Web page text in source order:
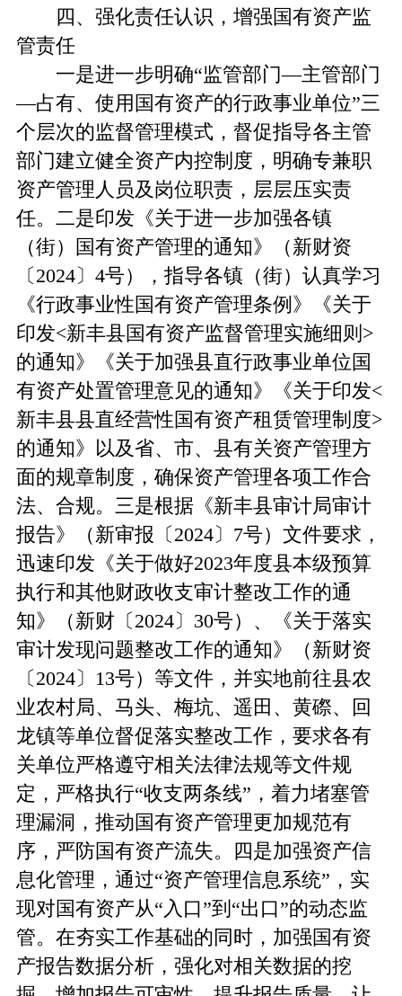
四、强化责任认识，增强国有资产监
管责任
一是进一步明确“监管部门—主管部门
—占有、使用国有资产的行政事业单位”三
个层次的监督管理模式，督促指导各主管
部门建立健全资产内控制度，明确专兼职
资产管理人员及岗位职责，层层压实责
任。二是印发《关于进一步加强各镇
（街）国有资产管理的通知》（新财资
〔2024〕4号），指导各镇（街）认真学习
《行政事业性国有资产管理条例》《关于
印发<新丰县国有资产监督管理实施细则>
的通知》《关于加强县直行政事业单位国
有资产处置管理意见的通知》《关于印发<
新丰县县直经营性国有资产租赁管理制度>
的通知》以及省、市、县有关资产管理方
面的规章制度，确保资产管理各项工作合
法、合规。三是根据《新丰县审计局审计
报告》（新审报〔2024〕7号）文件要求，
迅速印发《关于做好2023年度县本级预算
执行和其他财政收支审计整改工作的通
知》（新财〔2024〕30号）、《关于落实
审计发现问题整改工作的通知》（新财资
〔2024〕13号）等文件，并实地前往县农
业农村局、马头、梅坑、遥田、黄磜、回
龙镇等单位督促落实整改工作，要求各有
关单位严格遵守相关法律法规等文件规
定，严格执行“收支两条线”，着力堵塞管
理漏洞，推动国有资产管理更加规范有
序，严防国有资产流失。四是加强资产信
息化管理，通过“资产管理信息系统”，实
现对国有资产从“入口”到“出口”的动态监
管。在夯实工作基础的同时，加强国有资
产报告数据分析，强化对相关数据的挖